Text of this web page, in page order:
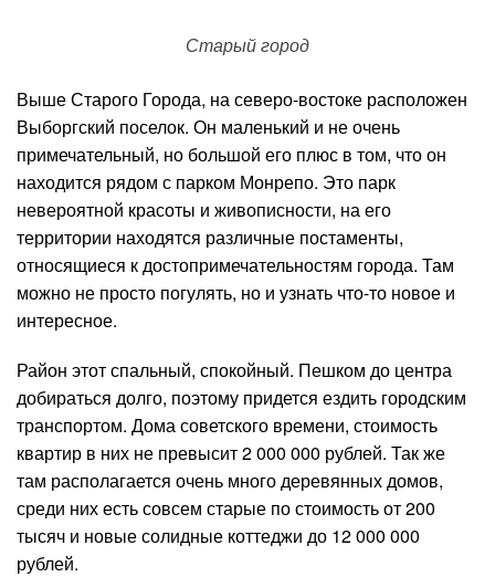
Старый город
Выше Старого Города, на северо-востоке расположен
Выборгский поселок. Он маленький и не очень
примечательный, но большой его плюс в том, что он
находится рядом с парком Монрепо. Это парк
невероятной красоты и живописности, на его
территории находятся различные постаменты,
относящиеся к достопримечательностям города. Там
можно не просто погулять, но и узнать что-то новое и
интересное.
Район этот спальный, спокойный. Пешком до центра
добираться долго, поэтому придется ездить городским
транспортом. Дома советского времени, стоимость
квартир в них не превысит 2 000 000 рублей. Так же
там располагается очень много деревянных домов,
среди них есть совсем старые по стоимость от 200
тысяч и новые солидные коттеджи до 12 000 000
рублей.